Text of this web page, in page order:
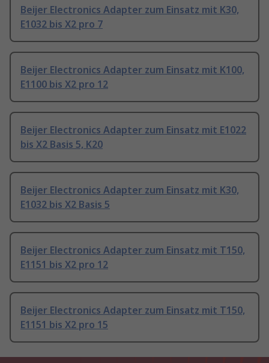
Beijer Electronics Adapter zum Einsatz mit K30,
E1032 bis X2 pro 7
Beijer Electronics Adapter zum Einsatz mit K100,
E1100 bis X2 pro 12
Beijer Electronics Adapter zum Einsatz mit E1022
bis X2 Basis 5, K20
Beijer Electronics Adapter zum Einsatz mit K30,
E1032 bis X2 Basis 5
Beijer Electronics Adapter zum Einsatz mit T150,
E1151 bis X2 pro 12
Beijer Electronics Adapter zum Einsatz mit T150,
E1151 bis X2 pro 15